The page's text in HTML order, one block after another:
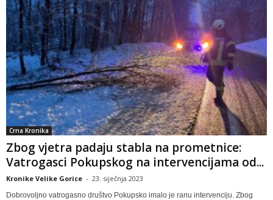
Crna Kronika
Zbog vjetra padaju stabla na prometnice:
Vatrogasci Pokupskog na intervencijama od...
Kronike Velike Gorice - 23. siječnja 2023
Dobrovoljno vatrogasno društvo Pokupsko imalo je ranu intervenciju. Zbog